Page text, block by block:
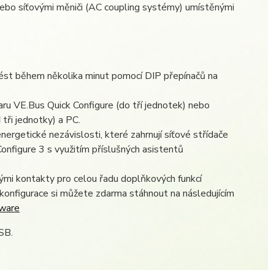
síťovými měniči (AC coupling systémy) umístěnými
během několika minut pomocí DIP přepínačů na
VE.Bus Quick Configure (do tří jednotek) nebo
jednotky) a PC.
nezávislosti, které zahrnují síťové střídače
3 s využitím příslušných asistentů
kontakty pro celou řadu doplňkových funkcí
si můžete zdarma stáhnout na následujícím